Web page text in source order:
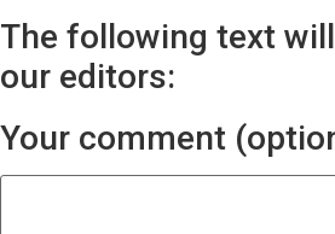
The following text
our editors:
Your comment